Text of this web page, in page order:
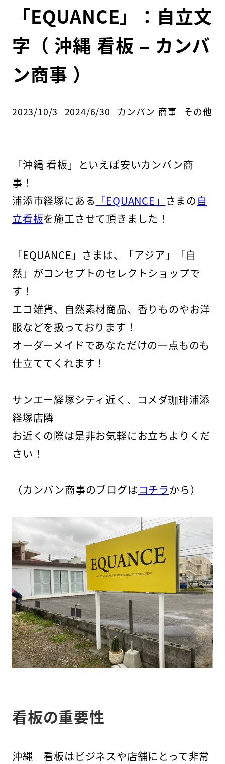
「EQUANCE」：自立文
字（ 沖縄 看板 – カンバ
ン商事 ）
投稿日
2023/10/3
更新日
2024/6/30
著
カンバン 商事 カテゴリ
その他
「沖縄 看板」といえば安いカンバン商
事！
浦添市経塚にある 「EQUANCE」 さまの自
立看板を施工させて頂きました！
「EQUANCE」さまは、「アジア」「自
然」がコンセプトのセレクトショップで
す！
エコ雑貨、自然素材商品、香りものやお洋
服などを扱っております！
オーダーメイドであなただけの一点ものも
仕立ててくれます！
サンエー経塚シティ近く、コメダ珈琲浦添
経塚店隣
お近くの際は是非お気軽にお立ちよりくだ
さい！
（カンバン商事のブログはコチラから）
看板の重要性
沖縄 看板はビジネスや店舗にとって非常